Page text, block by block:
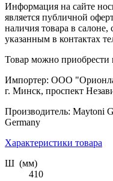
Информация на сайте
является публичной
наличия товара в салоне,
указанным в контактах
Товар можно приобрести
Импортер: ООО
г. Минск, проспект
Производитель: Maytoni
Germany
Характеристики товара
Ш (мм)
410